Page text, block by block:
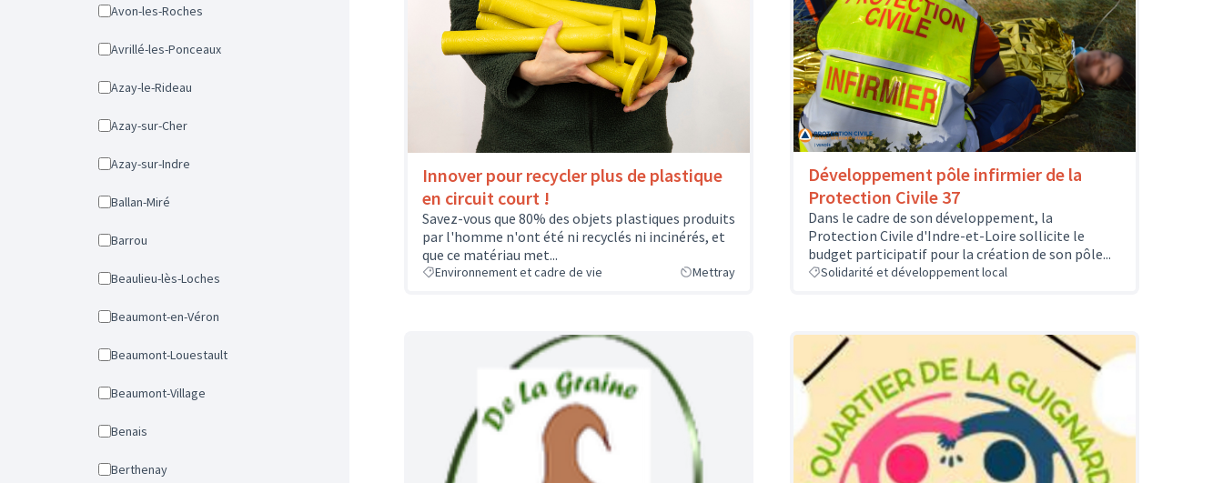
Avon-les-Roches
Avrillé-les-Ponceaux
Azay-le-Rideau
Azay-sur-Cher
Azay-sur-Indre
Ballan-Miré
Barrou
Beaulieu-lès-Loches
Beaumont-en-Véron
Beaumont-Louestault
Beaumont-Village
Benais
Berthenay
Innover pour recycler plus de plastique
en circuit court !
Savez-vous que 80% des objets plastiques produits
par l'homme n'ont été ni recyclés ni incinérés, et
que ce matériau met...
Environnement et cadre de vie Mettray
Développement pôle infirmier de la
Protection Civile 37
Dans le cadre de son développement, la
Protection Civile d'Indre-et-Loire sollicite le
budget participatif pour la création de son pôle...
Solidarité et développement local